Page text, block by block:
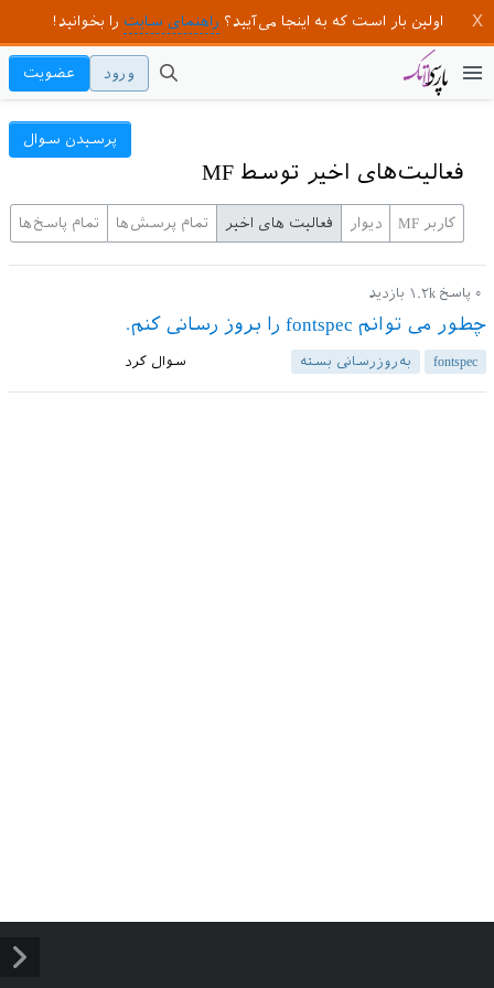
اولین بار است که به اینجا می‌آیید؟ راهنمای سایت را بخوانید!
ورود عضویت
فعالیت‌های اخیر توسط MF
پرسیدن سوال
کاربر MF دیوار فعالیت های اخیر تمام پرسش‌ها تمام پاسخ‌ها
۰ پاسخ ۱.۲k بازدید
چطور می توانم fontspec را بروز رسانی کنم.
fontspec به‌روزرسانی بسته سوال کرد